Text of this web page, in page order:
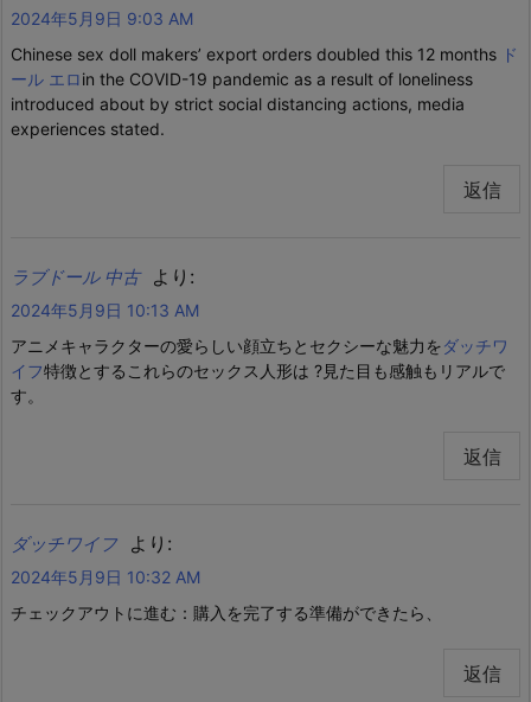
2024年5月9日 9:03 AM
Chinese sex doll makers’ export orders doubled this 12 months ド
ール エロin the COVID-19 pandemic as a result of loneliness
introduced about by strict social distancing actions, media
experiences stated.
返信
ラブドール 中古 より:
2024年5月9日 10:13 AM
アニメキャラクターの愛らしい顔立ちとセクシーな魅力をダッチワ
イフ特徴とするこれらのセックス人形は ?見た目も感触もリアルで
す。
返信
ダッチワイフ より:
2024年5月9日 10:32 AM
チェックアウトに進む：購入を完了する準備ができたら、
返信